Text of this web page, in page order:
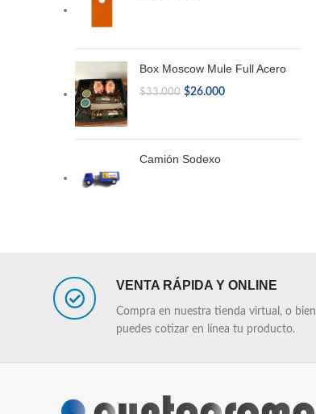
Box Moscow Mule Full Acero
$33.000 $26.000
Camión Sodexo
VENTA RÁPIDA Y ONLINE
Compra en nuestra tienda virtual, o bien
puedes cotizar en línea tu producto.